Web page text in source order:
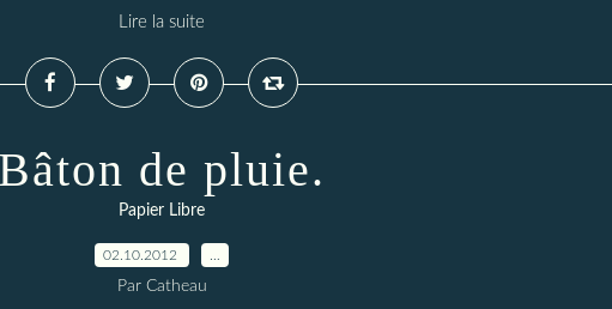
Lire la suite
Bâton de pluie.
Papier Libre
02.10.2012
Par Catheau